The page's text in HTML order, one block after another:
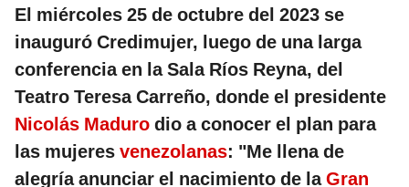
El miércoles 25 de octubre del 2023 se
inauguró Credimujer, luego de una larga
conferencia en la Sala Ríos Reyna, del
Teatro Teresa Carreño, donde el presidente
Nicolás Maduro dio a conocer el plan para
las mujeres venezolanas: "Me llena de
alegría anunciar el nacimiento de la Gran